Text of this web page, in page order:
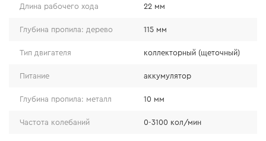
максимальной частотой колебаний 3000 кол/мин
справиться с различными типами материалов: дерево,
металл, керамика, пластик и др. Главное – подобрать
Длина рабочего хода 22 мм
Глубина пропила: дерево 115 мм
Тип двигателя коллекторный (щеточный)
Питание аккумулятор
Глубина пропила: металл 10 мм
Частота колебаний 0-3100 кол/мин